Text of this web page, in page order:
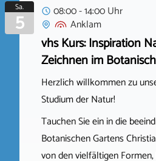
Sa.
5
08:00 - 14:00 Uhr
Anklam
vhs Kurs: Inspiration
Zeichnen im
Herzlich willkommen zu
Studium der Natur!
Tauchen Sie ein in die
Botanischen Gartens
von den vielfältigen Formen,